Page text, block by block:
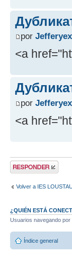
por
<a
por
<a
Publicar una
respuesta
Volver a IES
¿QUIÉN ESTÁ
Usuarios navegando
Índice general